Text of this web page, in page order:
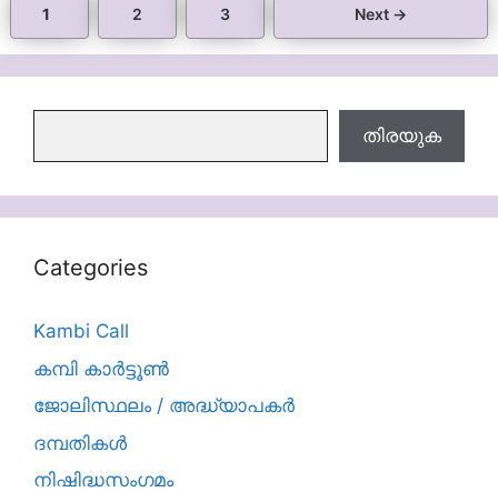
Page
1 Page
2 Page
3 Next →
തിരയുക
Categories
Kambi Call
കമ്പി കാർട്ടൂൺ
ജോലിസ്ഥലം / അദ്ധ്യാപകർ
ദമ്പതികള്‍
നിഷിദ്ധസംഗമം